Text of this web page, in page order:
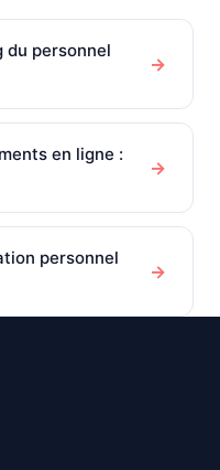
du personnel
→
en ligne :
→
personnel
→